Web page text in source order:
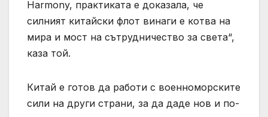
Harmony, практиката е доказала, че
силният китайски флот винаги е котва на
мира и мост на сътрудничество за света“,
каза той.
Китай е готов да работи с военноморските
сили на други страни, за да даде нов и по-